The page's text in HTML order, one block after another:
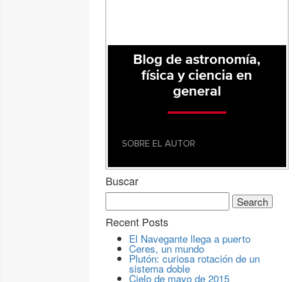
Blog de astronomía,
física y ciencia en
general
SOBRE EL AUTOR
Buscar
Search
for:
Recent Posts
El Navegante llega a puerto
Ceres, un mundo
Plutón: curiosa rotación de un
sistema doble
Cielo de mayo de 2015